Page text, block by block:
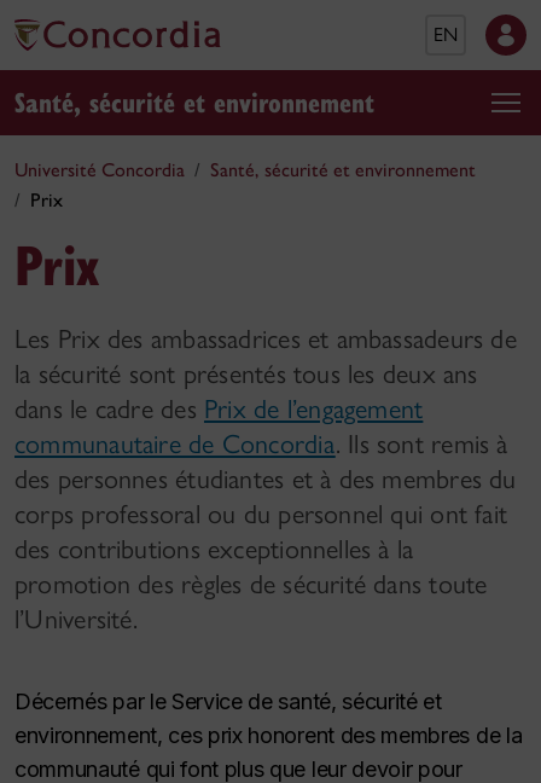
EN
Santé, sécurité et environnement
Université Concordia
Santé, sécurité et environnement
Prix
Prix
Les Prix des ambassadrices et ambassadeurs de
la sécurité sont présentés tous les deux ans
dans le cadre des Prix de l’engagement
communautaire de Concordia. Ils sont remis à
des personnes étudiantes et à des membres du
corps professoral ou du personnel qui ont fait
des contributions exceptionnelles à la
promotion des règles de sécurité dans toute
l’Université.
Décernés par le Service de santé, sécurité et
environnement, ces prix honorent des membres de la
communauté qui font plus que leur devoir pour